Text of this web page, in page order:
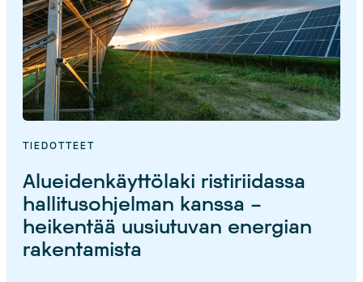
TIEDOTTEET
Alueidenkäyttölaki ristiriidassa
hallitusohjelman kanssa –
heikentää uusiutuvan energian
rakentamista